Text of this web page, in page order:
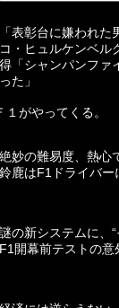
「表彰台に嫌われ
コ・ヒュルケンベル
得「シャンパンファ
った」
１がやってくる。
絶妙の難易度、熱心
鈴鹿はF1ドライバー
謎の新システムに、“
F1開幕前テストの意